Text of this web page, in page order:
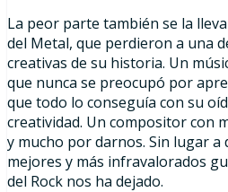
La peor parte también se la
del Metal, que perdieron a una
creativas de su historia. Un
que nunca se preocupó por
que todo lo conseguía con su
creatividad. Un compositor con
y mucho por darnos. Sin lugar a
mejores y más infravalorados
del Rock nos ha dejado.